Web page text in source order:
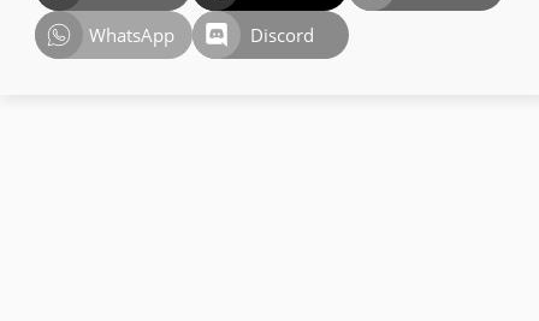
WhatsApp
Discord